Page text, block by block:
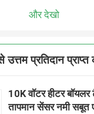
और देखो
प्रतिदान प्राप्त
10K वॉटर हीटर
तापमान सेंसर नमी सबूत